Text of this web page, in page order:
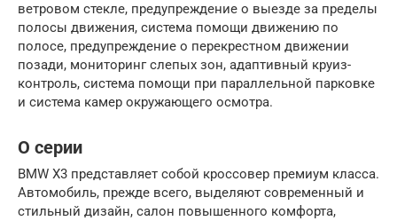
ветровом стекле, предупреждение о выезде за пределы
полосы движения, система помощи движению по
полосе, предупреждение о перекрестном движении
позади, мониторинг слепых зон, адаптивный круиз-
контроль, система помощи при параллельной парковке
и система камер окружающего осмотра.
О серии
BMW X3 представляет собой кроссовер премиум класса.
Автомобиль, прежде всего, выделяют современный и
стильный дизайн, салон повышенного комфорта,